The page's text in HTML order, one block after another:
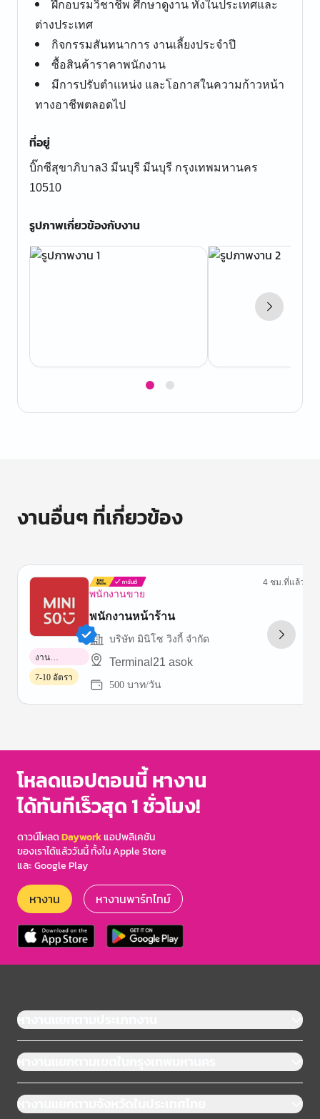
ฝึกอบรมวิชาชีพ ศึกษาดูงาน ทั้งในประเทศและ
ต่างประเทศ
กิจกรรมสันทนาการ งานเลี้ยงประจำปี
ซื้อสินค้าราคาพนักงาน
มีการปรับตำแหน่ง และโอกาสในความก้าวหน้า
ทางอาชีพตลอดไป
ที่อยู่
บิ๊กซีสุขาภิบาล3 มีนบุรี มีนบุรี กรุงเทพมหานคร
10510
รูปภาพเกี่ยวข้องกับงาน
งานอื่นๆ ที่เกี่ยวข้อง
พนักงานขาย
4 ชม.ที่แล้ว
พนักงานหน้าร้าน
บริษัท มินิโซ วิงกี้ จำกัด
Terminal21 asok
500 บาท/วัน
งาน
พาร์ทไทม์
7-10 อัตรา
of
โหลดแอปตอนนี้ หางาน
ได้ทันทีเร็วสุด 1 ชั่วโมง!
ดาวน์โหลดDayworkแอปพลิเคชัน
ของเราได้แล้ววันนี้ ทั้งใน Apple Store
และ Google Play
หางาน หางานพาร์ทไทม์
หางานแยกตามประเภทงาน
หางานแยกตามเขตในกรุงเทพมหานคร
หางานแยกตามจังหวัดในประเทศไทย